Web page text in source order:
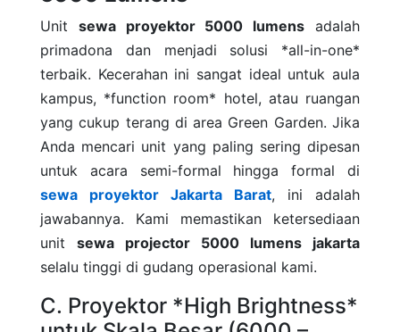
Unit sewa proyektor 5000 lumens adalah
primadona dan menjadi solusi *all-in-one*
terbaik. Kecerahan ini sangat ideal untuk aula
kampus, *function room* hotel, atau ruangan
yang cukup terang di area Green Garden. Jika
Anda mencari unit yang paling sering dipesan
untuk acara semi-formal hingga formal di
sewa proyektor Jakarta Barat, ini adalah
jawabannya. Kami memastikan ketersediaan
unit sewa projector 5000 lumens jakarta
selalu tinggi di gudang operasional kami.
C. Proyektor *High Brightness*